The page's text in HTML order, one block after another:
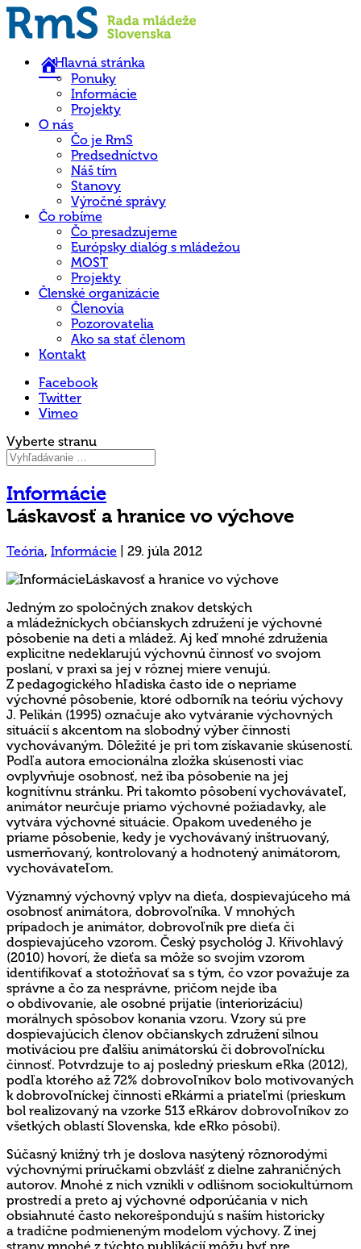
Hlavná stránka
Ponuky
Informácie
Projekty
O nás
Čo je RmS
Predsedníctvo
Náš tím
Stanovy
Výročné správy
Čo robíme
Čo presadzujeme
Európsky dialóg s mládežou
MOST
Projekty
Členské organizácie
Členovia
Pozorovatelia
Ako sa stať členom
Kontakt
Facebook
Twitter
Vimeo
Vyberte stranu
Informácie
Láskavosť a hranice vo výchove
Teória, Informácie 29. júla 2012
Jedným zo spoločných znakov detských
a mládežníckych občianskych združení je výchovné
pôsobenie na deti a mládež. Aj keď mnohé združenia
explicitne nedeklarujú výchovnú činnosť vo svojom
poslaní, v praxi sa jej v rôznej miere venujú.
Z pedagogického hľadiska často ide o nepriame
výchovné pôsobenie, ktoré odborník na teóriu výchovy
J. Pelikán (1995) označuje ako vytváranie výchovných
situácií s akcentom na slobodný výber činnosti
vychovávaným. Dôležité je pri tom získavanie skúseností.
Podľa autora emocionálna zložka skúsenosti viac
ovplyvňuje osobnosť, než iba pôsobenie na jej
kognitívnu stránku. Pri takomto pôsobení vychovávateľ,
animátor neurčuje priamo výchovné požiadavky, ale
vytvára výchovné situácie. Opakom uvedeného je
priame pôsobenie, kedy je vychovávaný inštruovaný,
usmerňovaný, kontrolovaný a hodnotený animátorom,
vychovávateľom.
Významný výchovný vplyv na dieťa, dospievajúceho má
osobnosť animátora, dobrovoľníka. V mnohých
prípadoch je animátor, dobrovoľník pre dieťa či
dospievajúceho vzorom. Český psychológ J. Křivohlavý
(2010) hovorí, že dieťa sa môže so svojim vzorom
identifikovať a stotožňovať sa s tým, čo vzor považuje za
správne a čo za nesprávne, pričom nejde iba
o obdivovanie, ale osobné prijatie (interiorizáciu)
morálnych spôsobov konania vzoru. Vzory sú pre
dospievajúcich členov občianskych združení silnou
motiváciou pre ďalšiu animátorskú či dobrovoľnícku
činnosť. Potvrdzuje to aj posledný prieskum eRka (2012),
podľa ktorého až 72% dobrovoľníkov bolo motivovaných
k dobrovoľníckej činnosti eRkármi a priateľmi (prieskum
bol realizovaný na vzorke 513 eRkárov dobrovoľníkov zo
všetkých oblastí Slovenska, kde eRko pôsobí).
Súčasný knižný trh je doslova nasýtený rôznorodými
výchovnými príručkami obzvlášť z dielne zahraničných
autorov. Mnohé z nich vznikli v odlišnom sociokultúrnom
prostredí a preto aj výchovné odporúčania v nich
obsiahnuté často nekorešpondujú s naším historicky
a tradične podmieneným modelom výchovy. Z inej